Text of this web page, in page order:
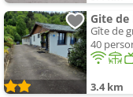
Gîte de
40
3.4 km